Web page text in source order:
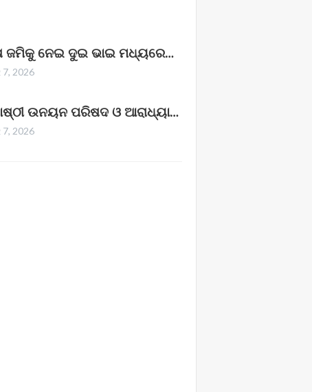
ଜମିକୁ ନେଇ ଦୁଇ ଭାଇ ମଧ୍ୟରେ…
7, 2026
ଉନୟନ ପରିଷଦ ଓ ଆରାଧ୍ୟା…
7, 2026